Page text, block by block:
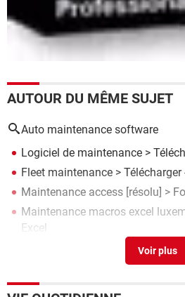
AUTOUR DU MÊME SUJET
Auto maintenance software
Logiciel de maintenance >
Fleet maintenance >
Maintenance access [résolu] >
Maintenance macros excel
Excel
> Télécharger -